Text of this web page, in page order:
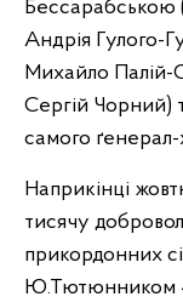
Бессарабською
Андрія Гулого-
Михайло Палій-
Сергій Чорний)
самого
Наприкінці
тисячу
прикордонних
Ю.Тютюнником